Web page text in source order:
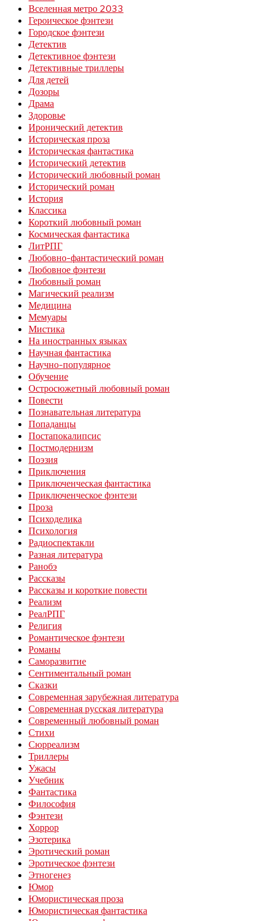
Вселенная метро 2033
Героическое фэнтези
Городское фэнтези
Детектив
Детективное фэнтези
Детективные триллеры
Для детей
Дозоры
Драма
Здоровье
Иронический детектив
Историческая проза
Историческая фантастика
Исторический детектив
Исторический любовный роман
Исторический роман
История
Классика
Короткий любовный роман
Космическая фантастика
ЛитРПГ
Любовно-фантастический роман
Любовное фэнтези
Любовный роман
Магический реализм
Медицина
Мемуары
Мистика
На иностранных языках
Научная фантастика
Научно-популярное
Обучение
Остросюжетный любовный роман
Повести
Познавательная литература
Попаданцы
Постапокалипсис
Постмодернизм
Поэзия
Приключения
Приключенческая фантастика
Приключенческое фэнтези
Проза
Психоделика
Психология
Радиоспектакли
Разная литература
Ранобэ
Рассказы
Рассказы и короткие повести
Реализм
РеалРПГ
Религия
Романтическое фэнтези
Романы
Саморазвитие
Сентиментальный роман
Сказки
Современная зарубежная литература
Современная русская литература
Современный любовный роман
Стихи
Сюрреализм
Триллеры
Ужасы
Учебник
Фантастика
Философия
Фэнтези
Хоррор
Эзотерика
Эротический роман
Эротическое фэнтези
Этногенез
Юмор
Юмористическая проза
Юмористическая фантастика